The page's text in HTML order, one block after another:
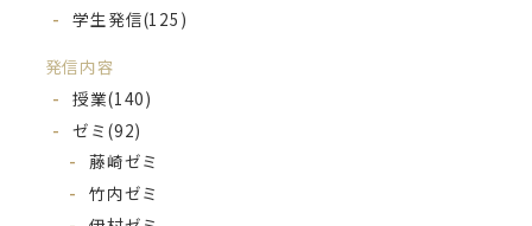
学生発信(125)
発信内容
授業(140)
ゼミ(92)
藤崎ゼミ
竹内ゼミ